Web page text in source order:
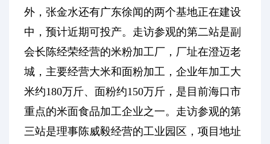
外，张金水还有广东徐闻的两个基地正在建设
中，预计近期可投产。走访参观的第二站是副
会长陈经荣经营的米粉加工厂，厂址在澄迈老
城，主要经营大米和面粉加工，企业年加工大
米约180万斤、面粉约150万斤，是目前海口市
重点的米面食品加工企业之一。走访参观的第
三站是理事陈威毅经营的工业园区，项目地址